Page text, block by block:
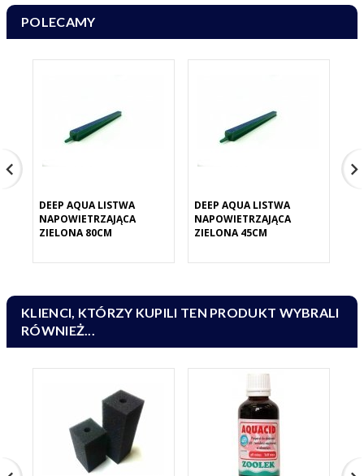
POLECAMY
DEEP AQUA LISTWA
NAPOWIETRZAJĄCA
ZIELONA 80CM
DEEP AQUA LISTWA
NAPOWIETRZAJĄCA
ZIELONA 45CM
KLIENCI, KTÓRZY KUPILI TEN PRODUKT WYBRALI
RÓWNIEŻ...